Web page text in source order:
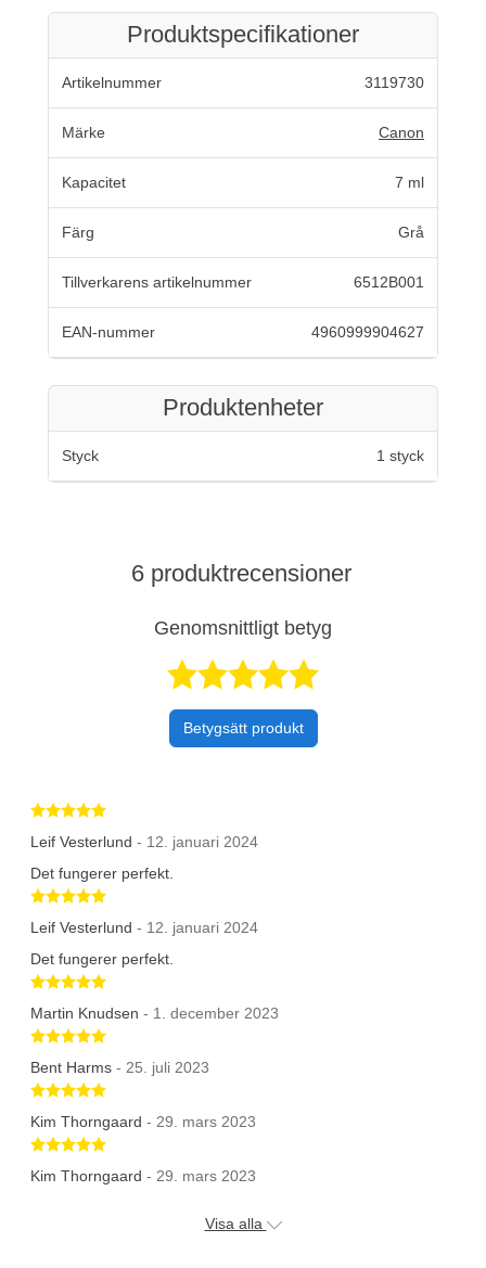
Produktspecifikationer
Artikelnummer 3119730
Märke Canon
Kapacitet 7 ml
Färg Grå
Tillverkarens artikelnummer 6512B001
EAN-nummer 4960999904627
Produktenheter
Styck 1 styck
6 produktrecensioner
Genomsnittligt betyg
Betygsatt 5 av
Betygsätt produkt
Betygsatt 5 av 5 stjärnor
Leif Vesterlund - 12. januari 2024
Det fungerer perfekt.
Betygsatt 5 av 5 stjärnor
Leif Vesterlund - 12. januari 2024
Det fungerer perfekt.
Betygsatt 5 av 5 stjärnor
Martin Knudsen - 1. december 2023
Betygsatt 5 av 5 stjärnor
Bent Harms - 25. juli 2023
Betygsatt 5 av 5 stjärnor
Kim Thorngaard - 29. mars 2023
Betygsatt 5 av 5 stjärnor
Kim Thorngaard - 29. mars 2023
Visa alla